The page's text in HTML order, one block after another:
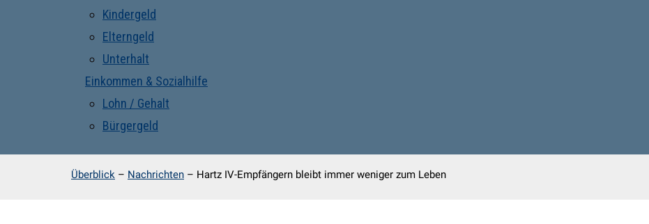
Kindergeld
Elterngeld
Unterhalt
Einkommen & Sozialhilfe
Lohn / Gehalt
Bürgergeld
Überblick – Nachrichten – Hartz IV-Empfängern bleibt immer weniger zum Leben